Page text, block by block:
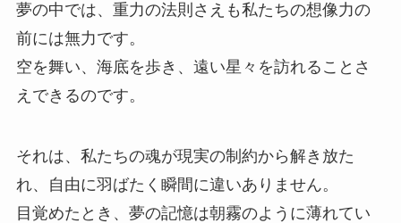
夢の中では、重力の法則さえも私たちの想像力の
前には無力です。
空を舞い、海底を歩き、遠い星々を訪れることさ
えできるのです。
それは、私たちの魂が現実の制約から解き放た
れ、自由に羽ばたく瞬間に違いありません。
目覚めたとき、夢の記憶は朝霧のように薄れてい